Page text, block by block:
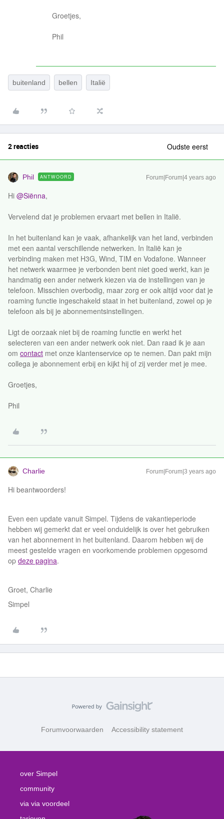
Groetjes,
Phil
buitenland bellen Italië
2 reacties Oudste eerst
Phil ANTWOORD Forum|Forum|4 years ago
Hi @Siënna,
Vervelend dat je problemen ervaart met bellen in Italië.
In het buitenland kan je vaak, afhankelijk van het land, verbinden
met een aantal verschillende netwerken. In Italië kan je
verbinding maken met H3G, Wind, TIM en Vodafone. Wanneer
het netwerk waarmee je verbonden bent niet goed werkt, kan je
handmatig een ander netwerk kiezen via de instellingen van je
telefoon. Misschien overbodig, maar zorg er ook altijd voor dat je
roaming functie ingeschakeld staat in het buitenland, zowel op je
telefoon als bij je abonnementsinstellingen.
Ligt de oorzaak niet bij de roaming functie en werkt het
selecteren van een ander netwerk ook niet. Dan raad ik je aan
om contact met onze klantenservice op te nemen. Dan pakt mijn
collega je abonnement erbij en kijkt hij of zij verder met je mee.
Groetjes,
Phil
Charlie Forum|Forum|3 years ago
Hi beantwoorders!
Even een update vanuit Simpel. Tijdens de vakantieperiode
hebben wij gemerkt dat er veel onduidelijk is over het gebruiken
van het abonnement in het buitenland. Daarom hebben wij de
meest gestelde vragen en voorkomende problemen opgesomd
op deze pagina.
Groet, Charlie
Simpel
Forumvoorwaarden Accessibility statement
over Simpel
community
via via voordeel